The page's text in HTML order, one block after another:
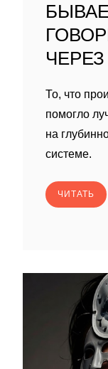
То, что
помогло
на
системе.
ЧИТАТЬ